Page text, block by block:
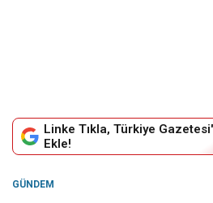
Linke Tıkla, Türkiye
Ekle!
GÜNDEM